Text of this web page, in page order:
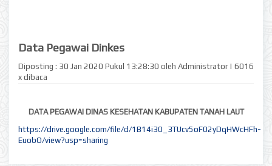
Data Pegawai Dinkes
Diposting : 30 Jan 2020 Pukul 13:28:30 oleh Administrator | 6016
x dibaca
DATA PEGAWAI DINAS KESEHATAN KABUPATEN TANAH LAUT
https://drive.google.com/file/d/1B14i30_3TUcv5oF02yDqHWcHFh-
EuobO/view?usp=sharing